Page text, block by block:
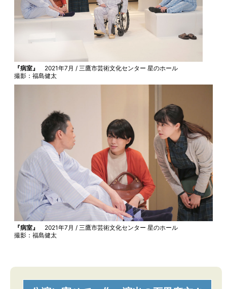
『病室』
2021年7月 / 三鷹市芸術文化センター 星のホール
撮影：福島健太
『病室』
2021年7月 / 三鷹市芸術文化センター 星のホール
撮影：福島健太